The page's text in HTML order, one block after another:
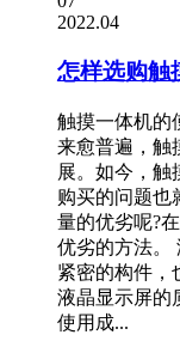
2022.04
怎样选购触
触摸一体机的
来愈普遍，触
展。如今，触
购买的问题也
量的优劣呢?
优劣的方法。
紧密的构件，
液晶显示屏的
使用成...